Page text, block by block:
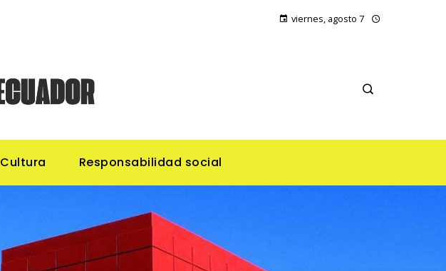
viernes, agosto 7
Cultura Responsabilidad social